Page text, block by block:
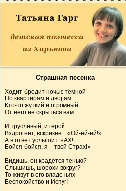
Страшная песенка
Ходит-бродит ночью тёмной
По квартирам и дворам
Кто-то жуткий и огромный...
От него не скрыться вам.
И трусливый, и герой
Вздрогнет, вскрикнет: «Ой-ёй-ёй!»
А в ответ услышит: «АХ!
Бойся-бойся, я – твой Страх!»
Видишь, он крадётся тенью?
Слышишь, шорохи вокруг?
То живут в его владеньях
Беспокойство и Испуг!